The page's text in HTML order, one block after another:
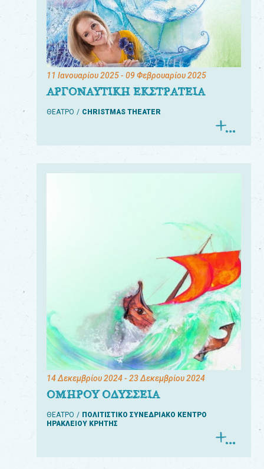
11 Ιανουαρίου 2025- 09 Φεβρουαρίου 2025
ΑΡΓΟΝΑΥΤΙΚΗ ΕΚΣΤΡΑΤΕΙΑ
ΘΕΑΤΡΟ CHRISTMAS THEATER
14 Δεκεμβρίου 2024- 23 Δεκεμβρίου 2024
ΟΜΗΡΟΥ ΟΔΥΣΣΕΙΑ
ΘΕΑΤΡΟ
ΠΟΛΙΤΙΣΤΙΚΟ ΣΥΝΕΔΡΙΑΚΟ ΚΕΝΤΡΟ
ΗΡΑΚΛΕΙΟΥ ΚΡΗΤΗΣ